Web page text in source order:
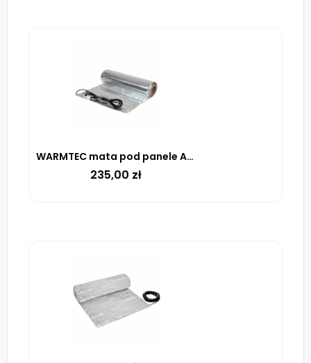
WARMTEC mata pod panele AL-10 150 W/m² – 1M²
235,00 zł